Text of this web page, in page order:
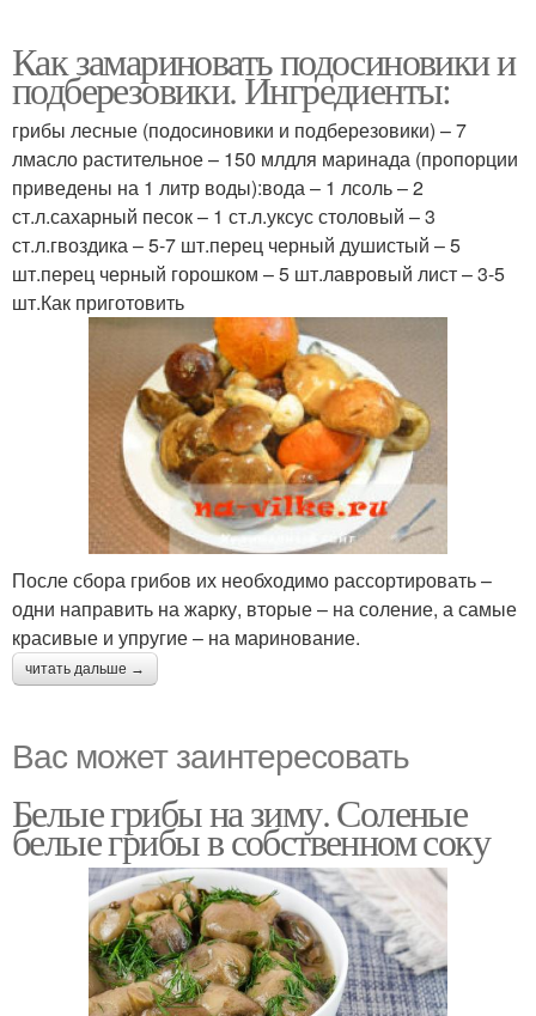
Как замариновать подосиновики и
подберезовики. Ингредиенты:
грибы лесные (подосиновики и подберезовики) – 7
лмасло растительное – 150 млдля маринада (пропорции
приведены на 1 литр воды):вода – 1 лсоль – 2
ст.л.сахарный песок – 1 ст.л.уксус столовый – 3
ст.л.гвоздика – 5-7 шт.перец черный душистый – 5
шт.перец черный горошком – 5 шт.лавровый лист – 3-5
шт.Как приготовить
После сбора грибов их необходимо рассортировать –
одни направить на жарку, вторые – на соление, а самые
красивые и упругие – на маринование.
читать дальше →
Вас может заинтересовать
Белые грибы на зиму. Соленые
белые грибы в собственном соку